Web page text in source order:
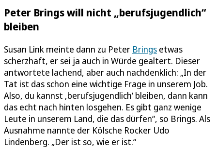
Peter Brings will nicht „berufsjugendlich“
bleiben
Susan Link meinte dann zu Peter Brings etwas
scherzhaft, er sei ja auch in Würde gealtert. Dieser
antwortete lachend, aber auch nachdenklich: „In der
Tat ist das schon eine wichtige Frage in unserem Job.
Also, du kannst ‚berufsjugendlich‘ bleiben, dann kann
das echt nach hinten losgehen. Es gibt ganz wenige
Leute in unserem Land, die das dürfen“, so Brings. Als
Ausnahme nannte der Kölsche Rocker Udo
Lindenberg. „Der ist so, wie er ist.“